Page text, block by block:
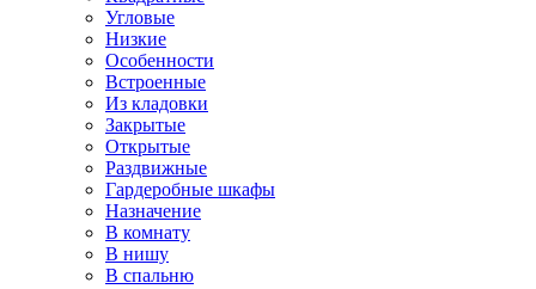
Угловые
Низкие
Особенности
Встроенные
Из кладовки
Закрытые
Открытые
Раздвижные
Гардеробные шкафы
Назначение
В комнату
В нишу
В спальню